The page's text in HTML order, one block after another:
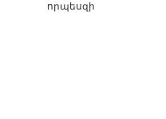
որպեսզի